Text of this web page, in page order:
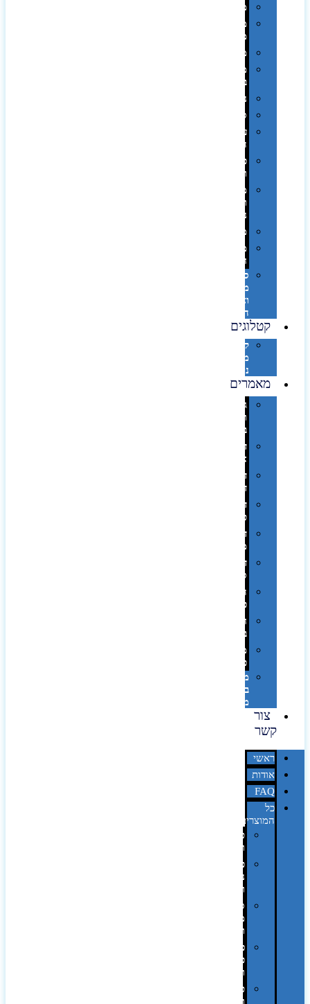
מחברות
מחזיקי
מפתחות
משחקים
מתנה
בפחית
נסיעות
ספורט
על
השולחן…
פינוק
וספא
מזוודות
ותיקי
נסיעות
מטריות
מוצרי
חוף
סביבת
מחשב
וציוד
היקפי
קטלוגים
קטלוג
מוצרי
נייר
מאמרים
גימורים
והשבחות
בדפוס
דפוס
אופסט
דפוס
דיגיטלי
דפוס
טמפון
דפוס
משי
דפוס
סובלימציה
הדפס
פרוצס
חריטה
בלייזר
מהו
פנטון?
מיתוג
באמצעות
מדבקות
צור
קשר
ראשי
אודות
FAQ
כל
המוצרים
טכנולוגיה
וגאדג'טים
פנאי,
נופש
ונסיעות
סביבת
משרד
ופרימיום
כלים,
פנסים
ורכב
טקסטיל
וחורף